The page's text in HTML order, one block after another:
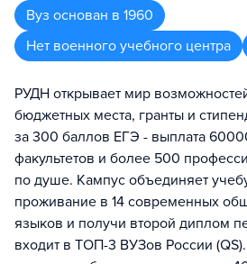
Вуз основан в 1960
Нет военного учебного центра
РУДН открывает мир
бюджетных места, гранты и
за 300 баллов ЕГЭ - выплата
факультетов и более 500
по душе. Кампус объединяет
проживание в 14 современных
языков и получи второй диплом
входит в ТОП-3 ВУЗов России